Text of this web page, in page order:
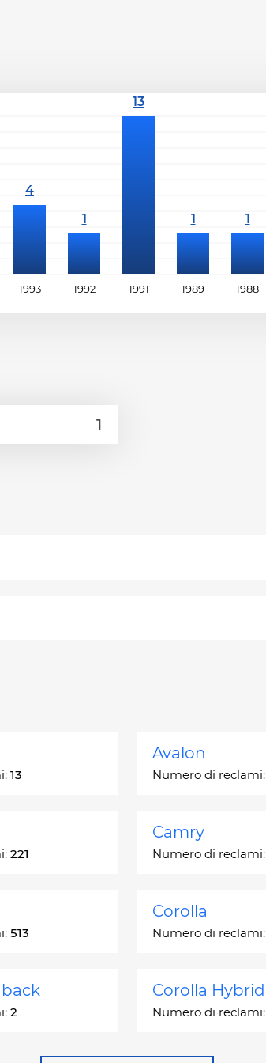
1993 1992 1991 1989 1988
13
Avalon
Numero di reclami:
221
Camry
Numero di reclami:
513
Corolla
Numero di reclami:
2
Corolla Hybrid
Numero di reclami: